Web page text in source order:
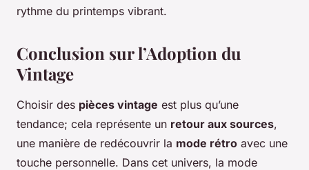
rythme du printemps vibrant.
Conclusion sur l’Adoption du
Vintage
Choisir des pièces vintage est plus qu’une
tendance; cela représente un retour aux sources,
une manière de redécouvrir la mode rétro avec une
touche personnelle. Dans cet univers, la mode